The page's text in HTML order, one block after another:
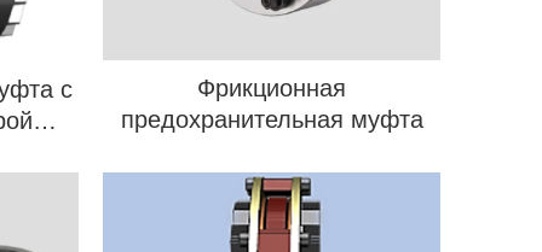
с
Фрикционная
предохранительная муфта